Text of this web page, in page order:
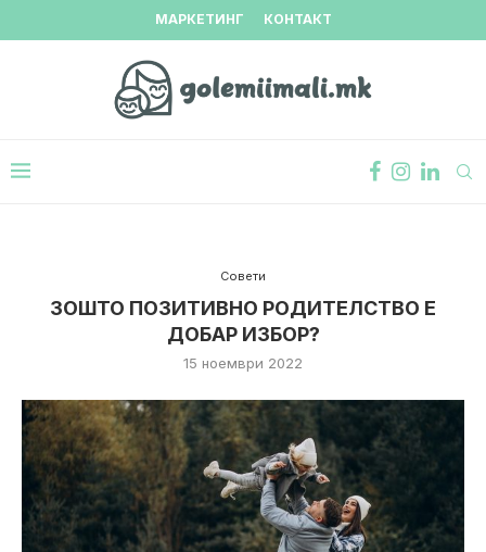
МАРКЕТИНГ КОНТАКТ
Совети
ЗОШТО ПОЗИТИВНО РОДИТЕЛСТВО Е
ДОБАР ИЗБОР?
15 ноември 2022